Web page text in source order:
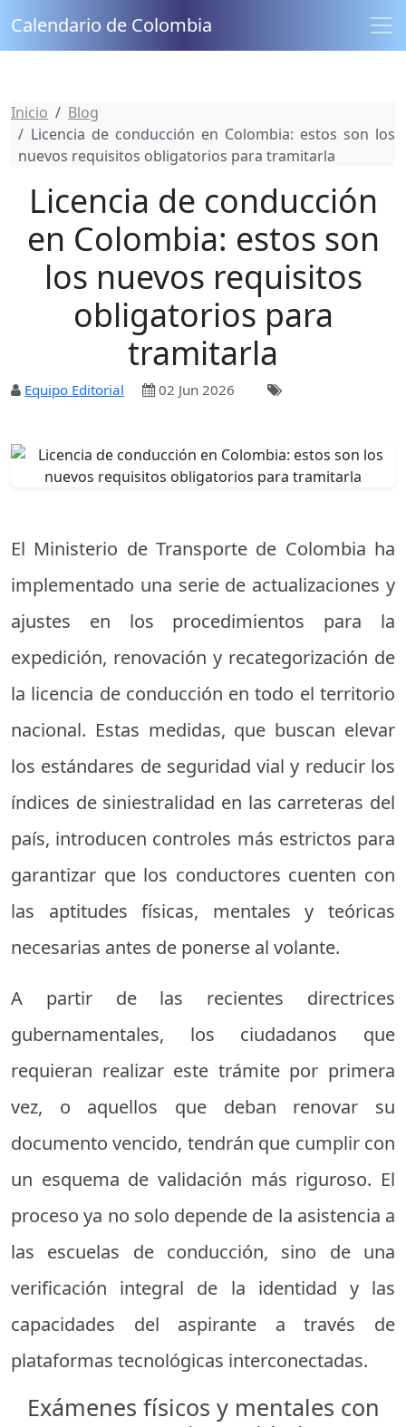
Calendario de Colombia
Inicio
Blog
Licencia de conducción en Colombia: estos son los
nuevos requisitos obligatorios para tramitarla
Licencia de conducción
en Colombia: estos son
los nuevos requisitos
obligatorios para
tramitarla
Equipo Editorial 02 Jun 2026
El Ministerio de Transporte de Colombia ha
implementado una serie de actualizaciones y
ajustes en los procedimientos para la
expedición, renovación y recategorización de
la licencia de conducción en todo el territorio
nacional. Estas medidas, que buscan elevar
los estándares de seguridad vial y reducir los
índices de siniestralidad en las carreteras del
país, introducen controles más estrictos para
garantizar que los conductores cuenten con
las aptitudes físicas, mentales y teóricas
necesarias antes de ponerse al volante.
A partir de las recientes directrices
gubernamentales, los ciudadanos que
requieran realizar este trámite por primera
vez, o aquellos que deban renovar su
documento vencido, tendrán que cumplir con
un esquema de validación más riguroso. El
proceso ya no solo depende de la asistencia a
las escuelas de conducción, sino de una
verificación integral de la identidad y las
capacidades del aspirante a través de
plataformas tecnológicas interconectadas.
Exámenes físicos y mentales con